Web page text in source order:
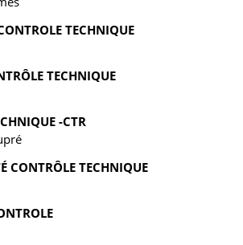
TECHNIQUE
TECHNIQUE
-CTR
CONTRÔLE TECHNIQUE